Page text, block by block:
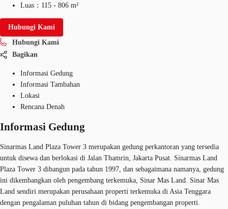
Luas： 115 - 806 m²
Hubungi Kami
Hubungi Kami
Bagikan
Informasi Gedung
Informasi Tambahan
Lokasi
Rencana Denah
Informasi Gedung
Sinarmas Land Plaza Tower 3 merupakan gedung perkantoran yang tersedia
untuk disewa dan berlokasi di Jalan Thamrin, Jakarta Pusat. Sinarmas Land
Plaza Tower 3 dibangun pada tahun 1997, dan sebagaimana namanya, gedung
ini dikembangkan oleh pengembang terkemuka, Sinar Mas Land. Sinar Mas
Land sendiri merupakan perusahaan properti terkemuka di Asia Tenggara
dengan pengalaman puluhan tahun di bidang pengembangan properti.